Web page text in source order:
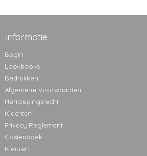
Informatie
Begin
Lookbooks
Bedrukken
Algemene Voorwaarden
Herroepingsrecht
Klachten
Privacy Reglement
Gastenboek
Kleuren